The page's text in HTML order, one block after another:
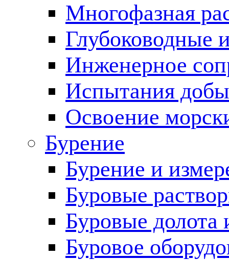
Многофазная
Глубоководные
Инженерное
Испытания
Освоение
Бурение
Бурение и
Буровые
Буровые долота
Буровое